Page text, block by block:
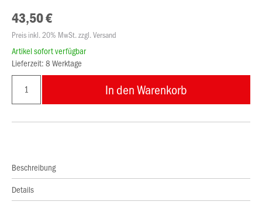
43,50 €
Preis inkl. 20% MwSt. zzgl. Versand
Artikel sofort verfügbar
Lieferzeit: 8 Werktage
In den Warenkorb
Beschreibung
Details